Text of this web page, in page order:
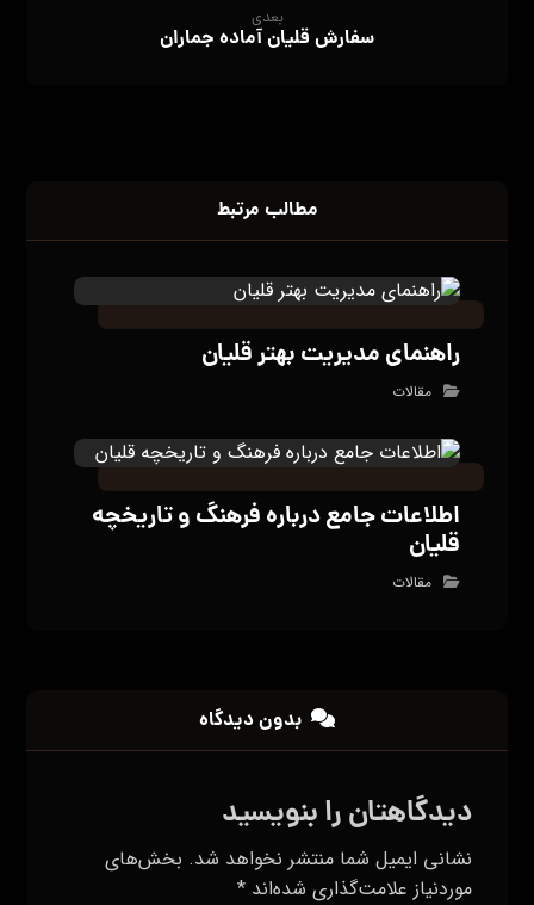
بعدی
سفارش قلیان آماده جماران
مطالب مرتبط
راهنمای مدیریت بهتر قلیان
مقالات
اطلاعات جامع درباره فرهنگ و تاریخچه
قلیان
مقالات
بدون دیدگاه
دیدگاهتان را بنویسید
نشانی ایمیل شما منتشر نخواهد شد. بخش‌های
موردنیاز علامت‌گذاری شده‌اند*